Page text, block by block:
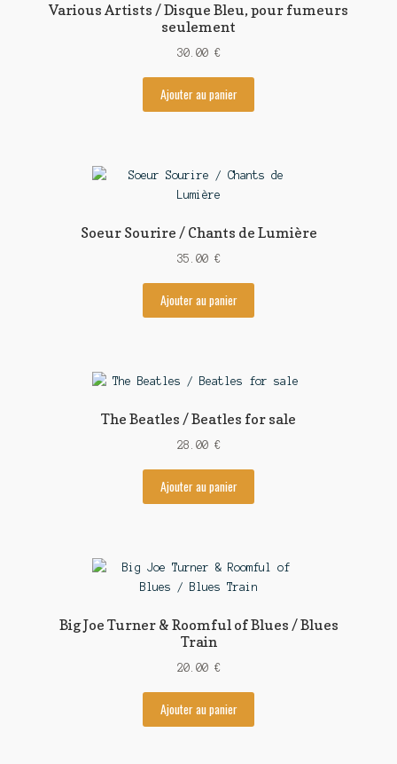
Various Artists / Disque Bleu, pour fumeurs
seulement
30.00 €
Ajouter au panier
Soeur Sourire / Chants de Lumière
35.00 €
Ajouter au panier
The Beatles / Beatles for sale
28.00 €
Ajouter au panier
Big Joe Turner & Roomful of Blues / Blues
Train
20.00 €
Ajouter au panier